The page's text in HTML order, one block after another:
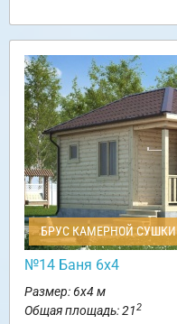
БРУС КАМЕРНОЙ СУШКИ
№14 Баня 6х4
Размер: 6х4 м
Общая площадь: 212